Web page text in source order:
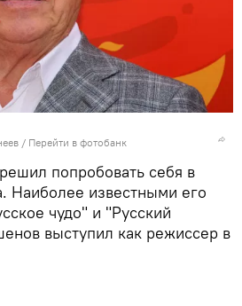
/ Перейти в фотобанк
попробовать себя в
Наиболее известными его
чудо" и "Русский
выступил как режиссер в